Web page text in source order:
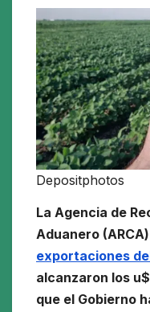
Depositphotos
La Agencia de
Aduanero
exportaciones
alcanzaron los
que el Gobierno